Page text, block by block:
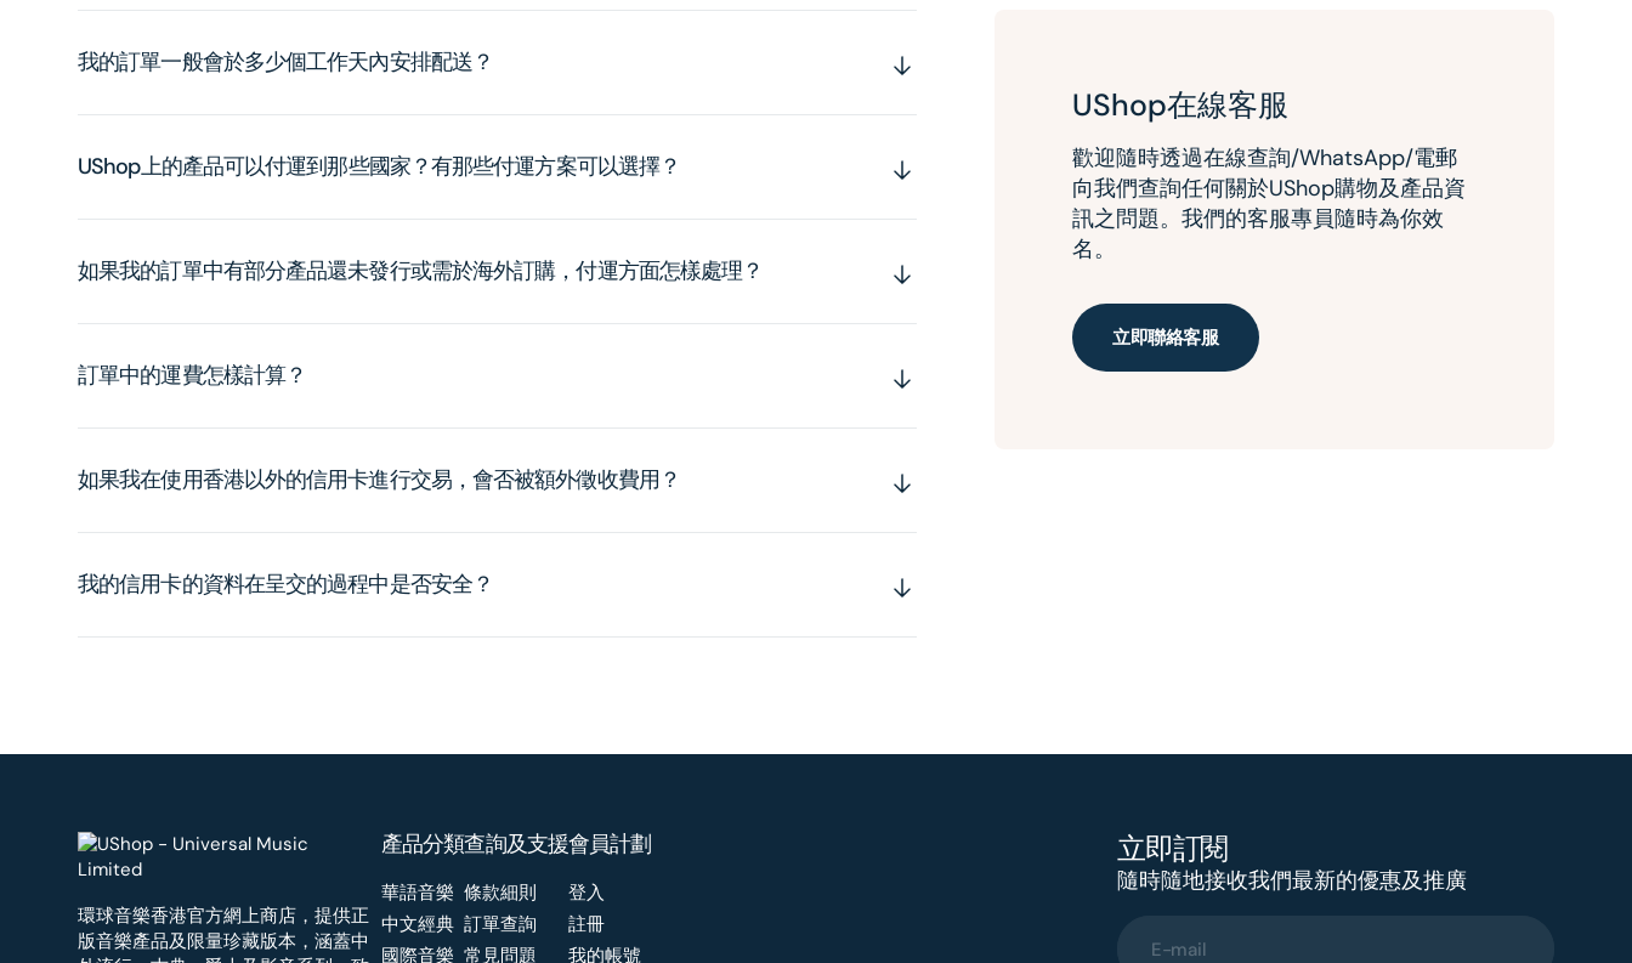
我的訂單一般會於多少個工作天內安排配送？
UShop上的產品可以付運到那些國家？有那些付運方案可以選擇？
如果我的訂單中有部分產品還未發行或需於海外訂購，付運方面怎樣處理？
訂單中的運費怎樣計算？
如果我在使用香港以外的信用卡進行交易，會否被額外徵收費用？
我的信用卡的資料在呈交的過程中是否安全？
UShop在線客服
歡迎隨時透過在線查詢/WhatsApp/電郵
向我們查詢任何關於UShop購物及產品資
訊之問題。我們的客服專員隨時為你效
名。
立即聯絡客服
環球音樂香港官方網上商店，提供正
版音樂產品及限量珍藏版本，涵蓋中
產品分類
華語音樂
中文經典
國際音樂
查詢及支援
條款細則
訂單查詢
常見問題
會員計劃
登入
註冊
我的帳號
立即訂閱
隨時隨地接收我們最新的優惠及推廣
E-mail